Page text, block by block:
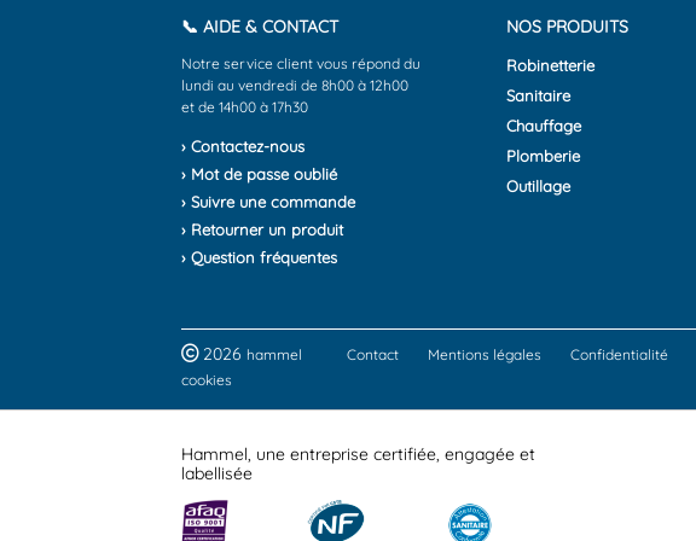
📞 AIDE & CONTACT
Notre service client vous répond du
lundi au vendredi de 8h00 à 12h00
et de 14h00 à 17h30
› Contactez-nous
› Mot de passe oublié
› Suivre une commande
› Retourner un produit
› Question fréquentes
NOS PRODUITS
Robinetterie
Sanitaire
Chauffage
Plomberie
Outillage
2026 hammel Contact Mentions légales Confidentialité
cookies
Hammel, une entreprise certifiée, engagée et
labellisée